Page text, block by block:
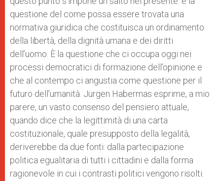
questione del come possa essere trovata una
normativa giuridica che costituisca un ordinamento
della libertà, della dignità umana e dei diritti
dell’uomo. È la questione che ci occupa oggi nei
processi democratici di formazione dell’opinione e
che al contempo ci angustia come questione per il
futuro dell’umanità. Jürgen Habermas esprime, a mio
parere, un vasto consenso del pensiero attuale,
quando dice che la legittimità di una carta
costituzionale, quale presupposto della legalità,
deriverebbe da due fonti: dalla partecipazione
politica egualitaria di tutti i cittadini e dalla forma
ragionevole in cui i contrasti politici vengono risolti.